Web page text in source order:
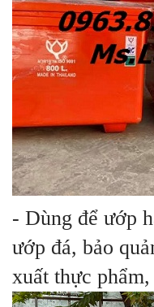
- Dùng để ướp
ướp đá, bảo
xuất thực